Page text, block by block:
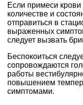
Если примеси
количестве и
отправиться в
выраженных
следует вызвать
Беспокоиться
сопровождаются
работы
повышением
симптомами.